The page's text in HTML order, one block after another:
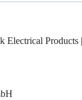
Electrical